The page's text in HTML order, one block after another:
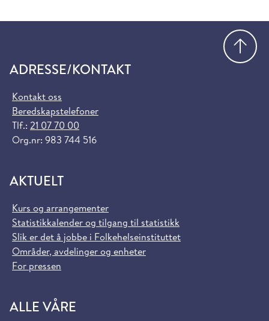
ADRESSE/KONTAKT
Kontakt oss
Beredskapstelefoner
Tlf.: 21 07 70 00
Org.nr: 983 744 516
AKTUELT
Kurs og arrangementer
Statistikkalender og tilgang til statistikk
Slik er det å jobbe i Folkehelseinstituttet
Områder, avdelinger og enheter
For pressen
ALLE VÅRE